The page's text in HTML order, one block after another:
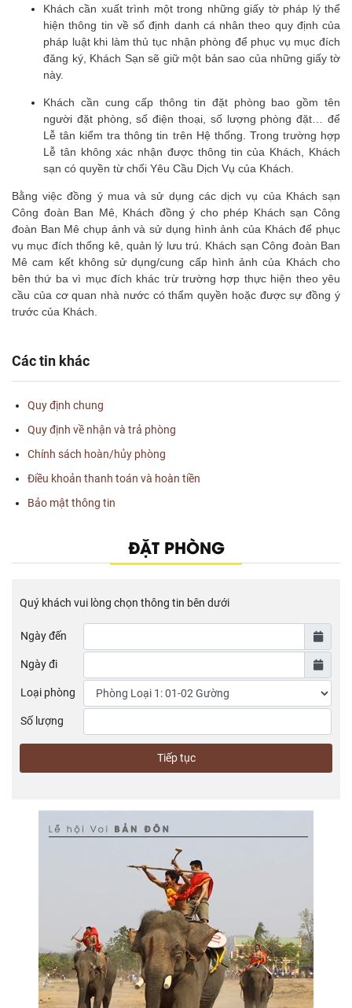
Khách cần xuất trình một trong những giấy tờ pháp lý thể
hiện thông tin về số định danh cá nhân theo quy định của
pháp luật khi làm thủ tục nhận phòng để phục vụ mục đích
đăng ký, Khách Sạn sẽ giữ một bản sao của những giấy tờ
này.
Khách cần cung cấp thông tin đặt phòng bao gồm tên
người đặt phòng, số điện thoại, số lượng phòng đặt… để
Lễ tân kiểm tra thông tin trên Hệ thống. Trong trường hợp
Lễ tân không xác nhận được thông tin của Khách, Khách
sạn có quyền từ chối Yêu Cầu Dịch Vụ của Khách.
Bằng việc đồng ý mua và sử dụng các dịch vụ của Khách sạn
Công đoàn Ban Mê, Khách đồng ý cho phép Khách sạn Công
đoàn Ban Mê chụp ảnh và sử dụng hình ảnh của Khách để phục
vụ mục đích thống kê, quản lý lưu trú. Khách sạn Công đoàn Ban
Mê cam kết không sử dụng/cung cấp hình ảnh của Khách cho
bên thứ ba vì mục đích khác trừ trường hợp thực hiện theo yêu
cầu của cơ quan nhà nước có thẩm quyền hoặc được sự đồng ý
trước của Khách.
Các tin khác
Quy định chung
Quy định về nhận và trả phòng
Chính sách hoàn/hủy phòng
Điều khoản thanh toán và hoàn tiền
Bảo mật thông tin
ĐẶT PHÒNG
Quý khách vui lòng chọn thông tin bên dưới
Ngày đến
Ngày đi
Loại phòng
Số lượng
Tiếp tục